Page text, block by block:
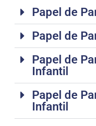
Papel de
Papel de
Papel de
Infantil
Papel de
Infantil